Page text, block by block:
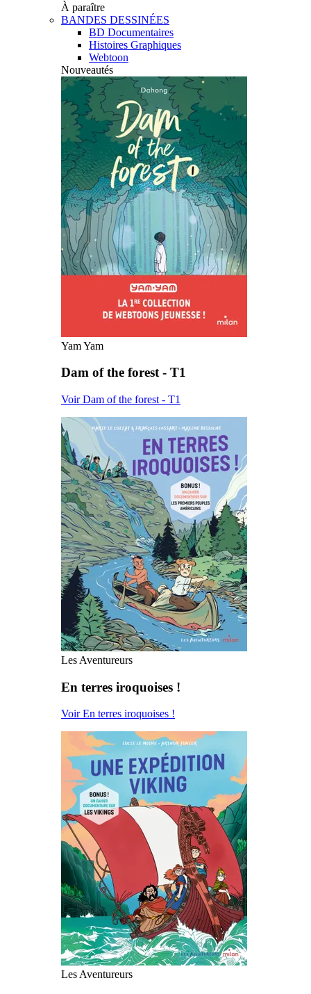
À paraître
BANDES DESSINÉES
BD Documentaires
Histoires Graphiques
Webtoon
Nouveautés
Yam Yam
Dam of the forest - T1
Voir Dam of the forest - T1
Les Aventureurs
En terres iroquoises !
Voir En terres iroquoises !
Les Aventureurs